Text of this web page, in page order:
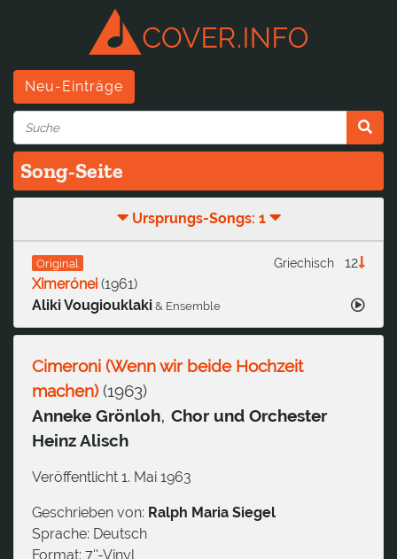
Neu-Einträge
Song-Seite
Ursprungs-Songs: 1
Original 12
Griechisch
Ximerónei (1961)
Aliki Vougiouklaki & Ensemble
Cimeroni (Wenn wir beide Hochzeit
machen) (1963)
Anneke Grönloh, Chor und Orchester
Heinz Alisch
Veröffentlicht 1. Mai 1963
Geschrieben von: Ralph Maria Siegel
Sprache: Deutsch
Format: 7''-Vinyl